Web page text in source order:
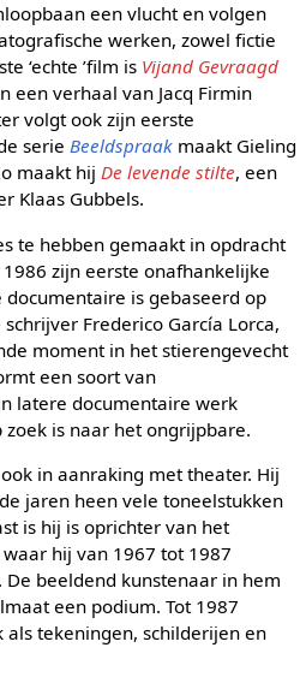
een vlucht en volgen
werken, zowel fictie
‘echte ’film is Vijand Gevraagd
een verhaal van Jacq Firmin
volgt ook zijn eerste
serie Beeldspraakmaakt Gieling
maakt hij De levende stilte, een
Klaas Gubbels.
te hebben gemaakt in opdracht
zijn eerste onafhankelijke
documentaire is gebaseerd op
Frederico García Lorca,
moment in het stierengevecht
een soort van
latere documentaire werk
is naar het ongrijpbare.
in aanraking met theater. Hij
jaren heen vele toneelstukken
is hij is oprichter van het
hij van 1967 tot 1987
beeldend kunstenaar in hem
een podium. Tot 1987
tekeningen, schilderijen en